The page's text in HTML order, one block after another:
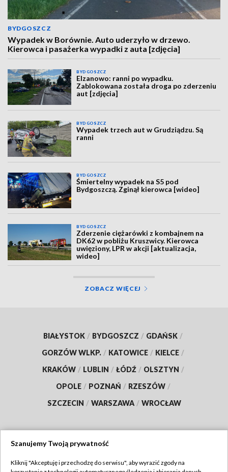
BYDGOSZCZ
Wypadek w Borównie. Auto uderzyło w drzewo.
Kierowca i pasażerka wypadki z auta [zdjęcia]
BYDGOSZCZ
Elzanowo: ranni po wypadku.
Zablokowana została droga po zderzeniu
aut [zdjęcia]
BYDGOSZCZ
Wypadek trzech aut w Grudziądzu. Są
ranni
BYDGOSZCZ
Śmiertelny wypadek na S5 pod
Bydgoszczą. Zginął kierowca [wideo]
BYDGOSZCZ
Zderzenie ciężarówki z kombajnem na
DK62 w pobliżu Kruszwicy. Kierowca
uwięziony, LPR w akcji [aktualizacja,
wideo]
ZOBACZ WIĘCEJ
BIAŁYSTOK / BYDGOSZCZ / GDAŃSK /
GORZÓW WLKP. / KATOWICE / KIELCE /
KRAKÓW / LUBLIN / ŁÓDŹ / OLSZTYN /
OPOLE / POZNAŃ / RZESZÓW /
SZCZECIN / WARSZAWA / WROCŁAW
Szanujemy Twoją prywatność
Kliknij "Akceptuję i przechodzę do serwisu", aby wyrazić zgody na